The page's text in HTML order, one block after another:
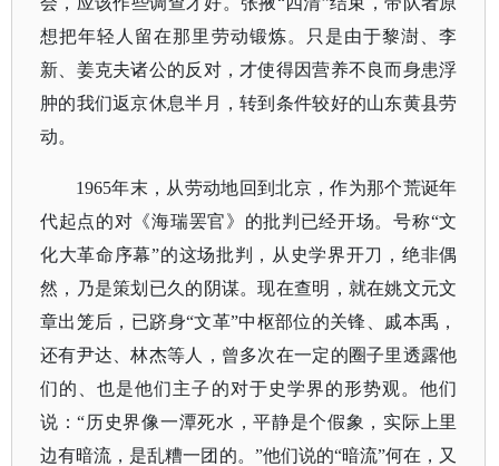
想把年轻人留在那里劳动锻炼。只是由于黎澍、李
新、姜克夫诸公的反对，才使得因营养不良而身患浮
肿的我们返京休息半月，转到条件较好的山东黄县劳
动。
1965年末，从劳动地回到北京，作为那个荒诞年
代起点的对《海瑞罢官》的批判已经开场。号称“文
化大革命序幕”的这场批判，从史学界开刀，绝非偶
然，乃是策划已久的阴谋。现在查明，就在姚文元文
章出笼后，已跻身“文革”中枢部位的关锋、戚本禹，
还有尹达、林杰等人，曾多次在一定的圈子里透露他
们的、也是他们主子的对于史学界的形势观。他们
说：“历史界像一潭死水，平静是个假象，实际上里
边有暗流，是乱糟一团的。”他们说的“暗流”何在，又